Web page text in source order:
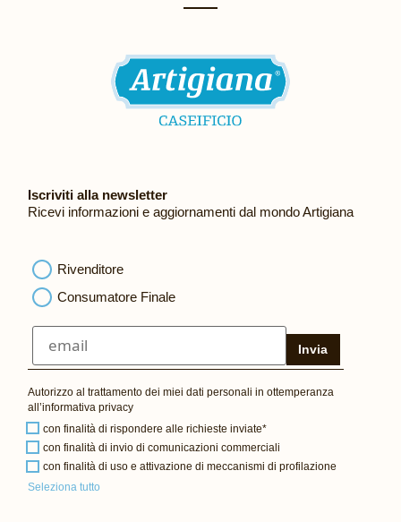
Iscriviti alla newsletter
Ricevi informazioni e aggiornamenti dal mondo Artigiana
Rivenditore
Consumatore Finale
Invia
Autorizzo al trattamento dei miei dati personali in ottemperanza
all’informativa privacy
con finalità di rispondere alle richieste inviate*
con finalità di invio di comunicazioni commerciali
con finalità di uso e attivazione di meccanismi di profilazione
Seleziona tutto